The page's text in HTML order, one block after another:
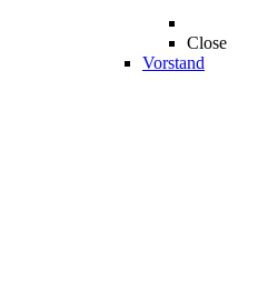
Close
Vorstand